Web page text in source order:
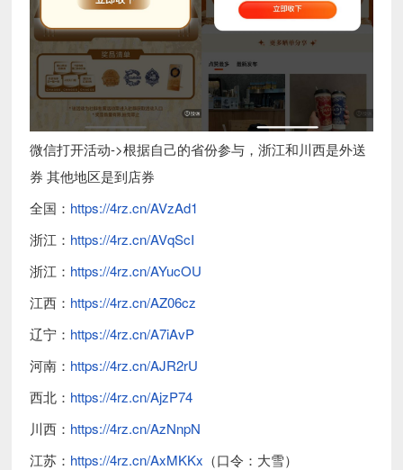
微信打开活动->根据自己的省份参与，浙江和川西是外送
券 其他地区是到店券
全国： https://4rz.cn/AVzAd1
浙江： https://4rz.cn/AVqScI
浙江： https://4rz.cn/AYucOU
江西： https://4rz.cn/AZ06cz
辽宁： https://4rz.cn/A7iAvP
河南： https://4rz.cn/AJR2rU
西北： https://4rz.cn/AjzP74
川西： https://4rz.cn/AzNnpN
江苏： https://4rz.cn/AxMKKx （口令：大雪）